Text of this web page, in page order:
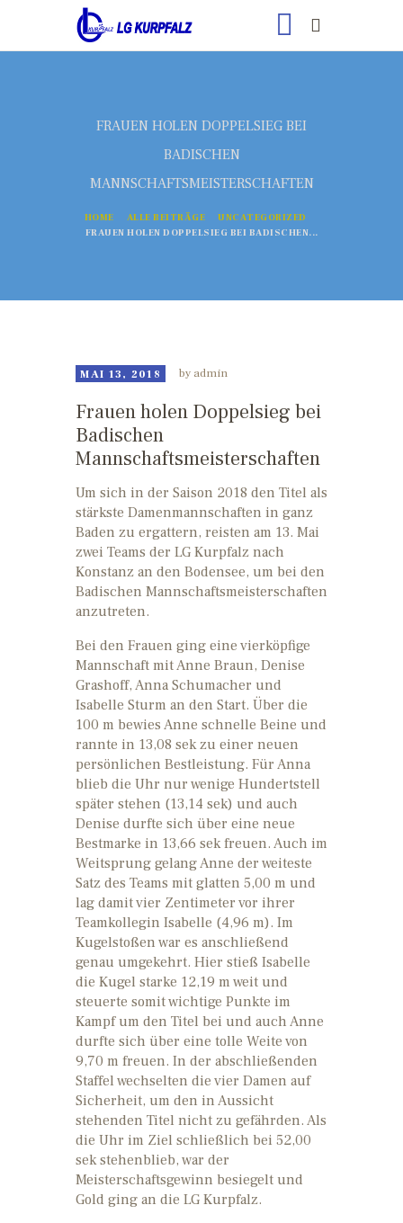
FRAUEN HOLEN DOPPELSIEG BEI
BADISCHEN
MANNSCHAFTSMEISTERSCHAFTEN
HOME ALLE BEITRÄGE
UNCATEGORIZED
FRAUEN HOLEN DOPPELSIEG BEI BADISCHEN...
HOME
ÜBER UNS
GALLERY
KONTAKT
ATHLETEN
IMPRESSUM
MAI 13, 2018 by admin
Frauen holen Doppelsieg bei
Badischen
Mannschaftsmeisterschaften
Um sich in der Saison 2018 den Titel als
stärkste Damenmannschaften in ganz
Baden zu ergattern, reisten am 13. Mai
zwei Teams der LG Kurpfalz nach
Konstanz an den Bodensee, um bei den
Badischen Mannschaftsmeisterschaften
anzutreten.
Bei den Frauen ging eine vierköpfige
Mannschaft mit Anne Braun, Denise
Grashoff, Anna Schumacher und
Isabelle Sturm an den Start. Über die
100 m bewies Anne schnelle Beine und
rannte in 13,08 sek zu einer neuen
persönlichen Bestleistung. Für Anna
blieb die Uhr nur wenige Hundertstell
später stehen (13,14 sek) und auch
Denise durfte sich über eine neue
Bestmarke in 13,66 sek freuen. Auch im
Weitsprung gelang Anne der weiteste
Satz des Teams mit glatten 5,00 m und
lag damit vier Zentimeter vor ihrer
Teamkollegin Isabelle (4,96 m). Im
Kugelstoßen war es anschließend
genau umgekehrt. Hier stieß Isabelle
die Kugel starke 12,19 m weit und
steuerte somit wichtige Punkte im
Kampf um den Titel bei und auch Anne
durfte sich über eine tolle Weite von
9,70 m freuen. In der abschließenden
Staffel wechselten die vier Damen auf
Sicherheit, um den in Aussicht
stehenden Titel nicht zu gefährden. Als
die Uhr im Ziel schließlich bei 52,00
sek stehenblieb, war der
Meisterschaftsgewinn besiegelt und
Gold ging an die LG Kurpfalz.